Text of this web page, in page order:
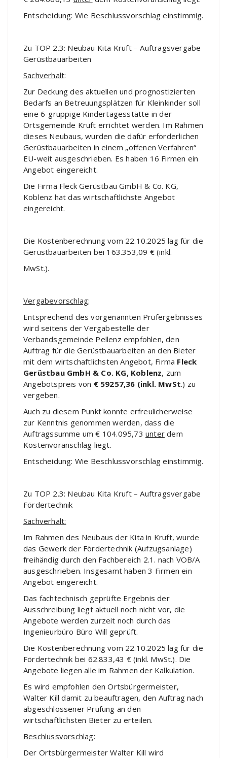
Entscheidung: Wie Beschlussvorschlag einstimmig.
Zu TOP 2.3: Neubau Kita Kruft – Auftragsvergabe
Gerüstbauarbeiten
Sachverhalt:
Zur Deckung des aktuellen und prognostizierten
Bedarfs an Betreuungsplätzen für Kleinkinder soll
eine 6-gruppige Kindertagesstätte in der
Ortsgemeinde Kruft errichtet werden. Im Rahmen
dieses Neubaus, wurden die dafür erforderlichen
Gerüstbauarbeiten in einem „offenen Verfahren“
EU-weit ausgeschrieben. Es haben 16 Firmen ein
Angebot eingereicht.
Die Firma Fleck Gerüstbau GmbH & Co. KG,
Koblenz hat das wirtschaftlichste Angebot
eingereicht.
Die Kostenberechnung vom 22.10.2025 lag für die
Gerüstbauarbeiten bei 163.353,09 € (inkl.
MwSt.).
Vergabevorschlag:
Entsprechend des vorgenannten Prüfergebnisses
wird seitens der Vergabestelle der
Verbandsgemeinde Pellenz empfohlen, den
Auftrag für die Gerüstbauarbeiten an den Bieter
mit dem wirtschaftlichsten Angebot, Firma Fleck
Gerüstbau GmbH & Co. KG, Koblenz, zum
Angebotspreis von € 59257,36 (inkl. MwSt.) zu
vergeben.
Auch zu diesem Punkt konnte erfreulicherweise
zur Kenntnis genommen werden, dass die
Auftragssumme um € 104.095,73 unter dem
Kostenvoranschlag liegt.
Entscheidung: Wie Beschlussvorschlag einstimmig.
Zu TOP 2.3: Neubau Kita Kruft – Auftragsvergabe
Fördertechnik
Sachverhalt:
Im Rahmen des Neubaus der Kita in Kruft, wurde
das Gewerk der Fördertechnik (Aufzugsanlage)
freihändig durch den Fachbereich 2.1. nach VOB/A
ausgeschrieben. Insgesamt haben 3 Firmen ein
Angebot eingereicht.
Das fachtechnisch geprüfte Ergebnis der
Ausschreibung liegt aktuell noch nicht vor, die
Angebote werden zurzeit noch durch das
Ingenieurbüro Büro Will geprüft.
Die Kostenberechnung vom 22.10.2025 lag für die
Fördertechnik bei 62.833,43 € (inkl. MwSt.). Die
Angebote liegen alle im Rahmen der Kalkulation.
Es wird empfohlen den Ortsbürgermeister,
Walter Kill damit zu beauftragen, den Auftrag nach
abgeschlossener Prüfung an den
wirtschaftlichsten Bieter zu erteilen.
Beschlussvorschlag:
Der Ortsbürgermeister Walter Kill wird